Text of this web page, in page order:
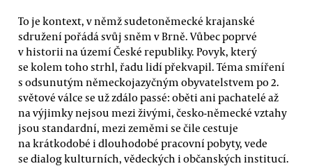
To je kontext, v němž sudetoněmecké krajanské
sdružení pořádá svůj sněm v Brně. Vůbec poprvé
v historii na území České republiky. Povyk, který
se kolem toho strhl, řadu lidí překvapil. Téma smíření
s odsunutým německojazyčným obyvatelstvem po 2.
světové válce se už zdálo passé: oběti ani pachatelé až
na výjimky nejsou mezi živými, česko-německé vztahy
jsou standardní, mezi zeměmi se čile cestuje
na krátkodobé i dlouhodobé pracovní pobyty, vede
se dialog kulturních, vědeckých i občanských institucí.